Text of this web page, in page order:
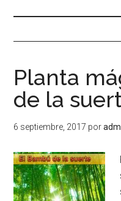
Planta
de la
6 septiembre, 2017 por